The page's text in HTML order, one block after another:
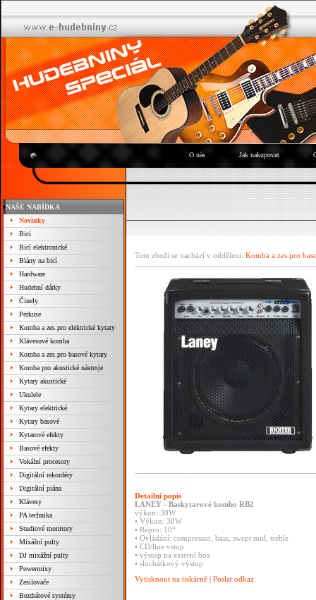
O nás Jak nakupovat
NAŠE NABÍDKA
Novinky
Bicí
Bicí elektronické
Blány na bicí
Hardware
Hudební dárky
Činely
Perkuse
Komba a zes.pro elektrické kytary
Klávesové komba
Komba a zes.pro basové kytary
Komba pro akustické nástroje
Kytary akustické
Ukulele
Kytary elektrické
Kytary basové
Kytarové efekty
Basové efekty
Vokální procesory
Digitální rekordéry
Digitální piána
Klávesy
PA technika
Studiové monitory
Mixážní pulty
DJ mixážní pulty
Powermixy
Zesilovače
Bezdrátové systémy
Toto zboží se nachází v oddělení: Komba a zes.pro
Detailní popis
LANEY - Baskytarové kombo RB2
výkon: 30W
• Výkon: 30W
• Repro: 10“
• Ovládání: compressor, bass, swept mid, treble
• CD/line vstup
• výstup na externí box
• sluchátkový výstup
Vytisknout na tiskárně | Poslat odkaz